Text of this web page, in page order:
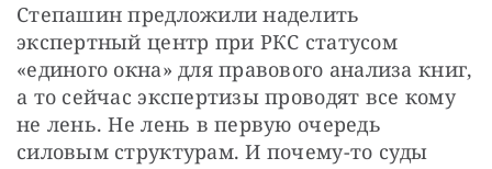
Степашин предложили наделить
экспертный центр при РКС статусом
«единого окна» для правового анализа книг,
а то сейчас экспертизы проводят все кому
не лень. Не лень в первую очередь
силовым структурам. И почему-то суды